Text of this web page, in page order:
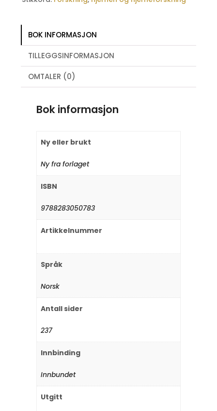
BOK INFORMASJON
TILLEGGSINFORMASJON
OMTALER (0)
Bok informasjon
Ny eller brukt
Ny fra forlaget
ISBN
9788283050783
Artikkelnummer
Språk
Norsk
Antall sider
237
Innbinding
Innbundet
Utgitt